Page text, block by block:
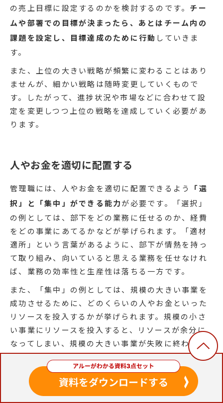
の売上目標に設定するのかを検討するのです。 チー
ムや部署での目標が決まったら、あとはチーム内の
課題を設定し、目標達成のために行動 していきま
す。
また、上位の大きい戦略が頻繁に変わることはあり
ませんが、細かい戦略は随時変更していくもので
す。したがって、進捗状況や市場などに合わせて設
定を変更しつつ上位の戦略を達成していく必要があ
ります。
人やお金を適切に配置する
管理職には、人やお金を適切に配置できるよう
「選
択」と「集中」ができる能力が必要です。「選択」
の例としては、部下をどの業務に任せるのか、経費
をどの事業にあてるかなどが挙げられます。「適材
適所」という言葉があるように、部下が情熱を持っ
て取り組み、向いていると思える業務を任せなけれ
ば、業務の効率性と生産性は落ちる一方です。
また、「集中」の例としては、規模の大きい事業を
成功させるために、どのくらいの人やお金といった
リソースを投入するかが挙げられます。規模の小さ
い事業にリソースを投入すると、リソースが余分に
なってしまい、規模の大きい事業が失敗に終わる可
能性が出てくるでしょう。このように、管理職には
何が大事なのかを見極める能力が大切です。